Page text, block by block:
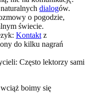
dialogów.
o pogodzie,
świecie.
Kontakt z
do kilku nagrań
Często lektorzy sami
boimy się